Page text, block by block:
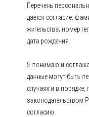
Перечень
дается согласие:
жительства; номер
дата рождения.
Я понимаю и
данные могут быть
случаях и в порядке,
законодательством
согласию.